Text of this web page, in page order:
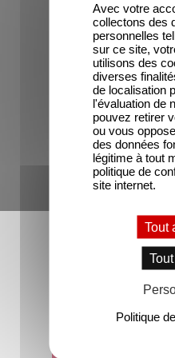
Plus
Avec votre
collectons des
personnelles
sur ce site,
utilisons des
diverses
de localisation
l'évaluation de
pouvez retirer
ou vous
des données
légitime à tout
politique de
site internet.
Tout
Politique